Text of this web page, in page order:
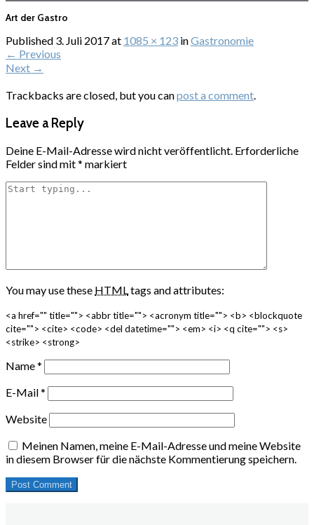
Art der Gastro
Published 3. Juli 2017at 1085 × 123 inGastronomie
← Previous
Next →
Trackbacks are closed, but you canpost a comment.
Leave a Reply
Deine E-Mail-Adresse wird nicht veröffentlicht. Erforderliche
Felder sind mit* markiert
You may use these HTMLtags and attributes:
<a href="" title=""> <abbr title=""> <acronym title=""> <b> <blockquote
cite=""> <cite> <code> <del datetime=""> <em> <i> <q cite=""> <s>
<strike> <strong>
Name*
E-Mail*
Website
Meinen Namen, meine E-Mail-Adresse und meine Website
in diesem Browser für die nächste Kommentierung speichern.